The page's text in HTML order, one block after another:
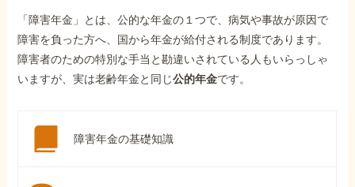
「障害年金」とは、公的な年金の１つで、病気や事故が原因で
障害を負った方へ、国から年金が給付される制度であります。
障害者のための特別な手当と勘違いされている人もいらっしゃ
いますが、実は老齢年金と同じ公的年金です。
障害年金の基礎知識